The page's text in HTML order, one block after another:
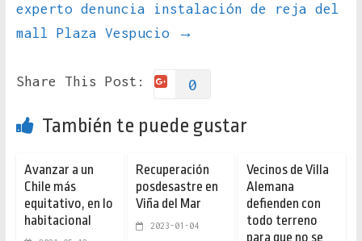
experto denuncia instalación de reja del
mall Plaza Vespucio
→
Share This Post: 0
También te puede gustar
Avanzar a un
Chile más
equitativo, en lo
habitacional
Recuperación
posdesastre en
Viña del Mar
2023-01-04
Vecinos de Villa
Alemana
defienden con
todo terreno
para que no se